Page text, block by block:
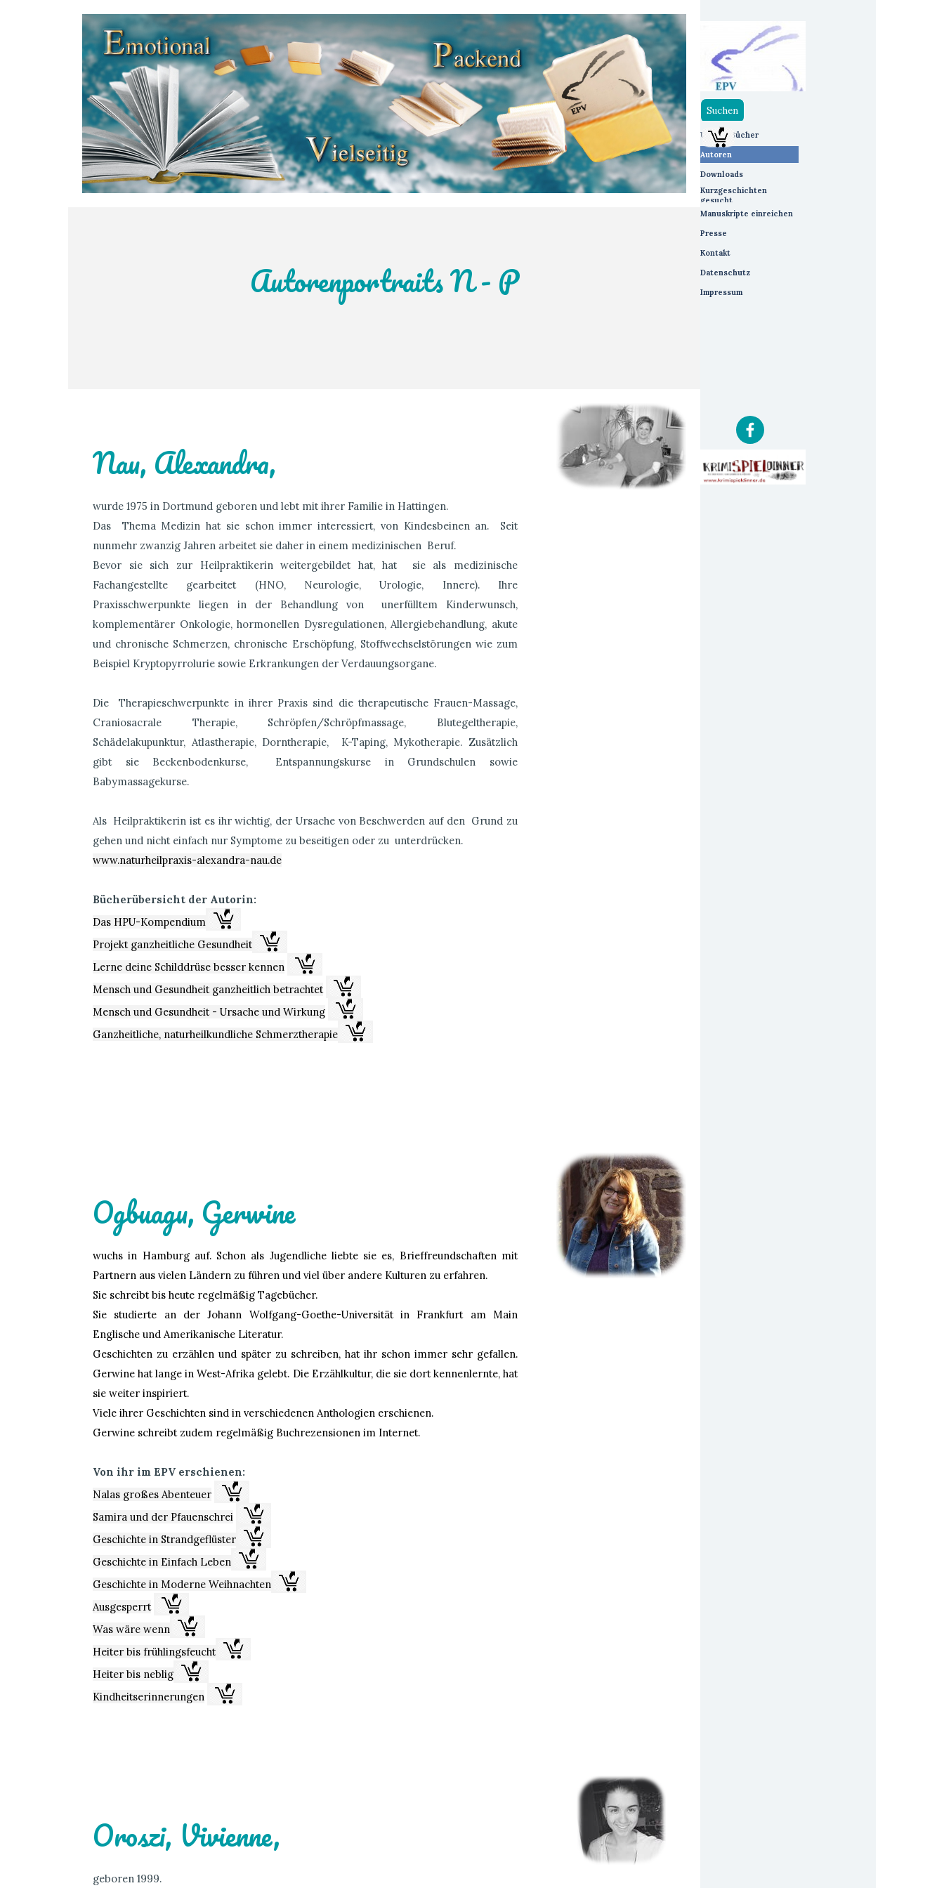
Suchen
Unsere Bücher
Autoren
Downloads
Kurzgeschichten
gesucht
Manuskripte einreichen
Presse
Kontakt
Datenschutz
Impressum
Autorenportraits N - P
Nau, Alexandra,
wurde 1975 in Dortmund geboren und lebt mit ihrer Familie in Hattingen.
Das Thema Medizin hat sie schon immer interessiert, von Kindesbeinen an. Seit
nunmehr zwanzig Jahren arbeitet sie daher in einem medizinischen Beruf.
Bevor sie sich zur Heilpraktikerin weitergebildet hat, hat sie als medizinische
Fachangestellte gearbeitet (HNO, Neurologie, Urologie, Innere). Ihre
Praxisschwerpunkte liegen in der Behandlung von unerfülltem Kinderwunsch,
komplementärer Onkologie, hormonellen Dysregulationen, Allergiebehandlung, akute
und chronische Schmerzen, chronische Erschöpfung, Stoffwechselstörungen wie zum
Beispiel Kryptopyrrolurie sowie Erkrankungen der Verdauungsorgane.
Die Therapieschwerpunkte in ihrer Praxis sind die therapeutische Frauen-Massage,
Craniosacrale Therapie, Schröpfen/Schröpfmassage, Blutegeltherapie,
Schädelakupunktur, Atlastherapie, Dorntherapie, K-Taping, Mykotherapie. Zusätzlich
gibt sie Beckenbodenkurse, Entspannungskurse in Grundschulen sowie
Babymassagekurse.
Als Heilpraktikerin ist es ihr wichtig, der Ursache von Beschwerden auf den Grund zu
gehen und nicht einfach nur Symptome zu beseitigen oder zu unterdrücken.
www.naturheilpraxis-alexandra-nau.de
Bücherübersicht der Autorin:
Das HPU-Kompendium
Projekt ganzheitliche Gesundheit
Lerne deine Schilddrüse besser kennen
Mensch und Gesundheit ganzheitlich betrachtet
Mensch und Gesundheit - Ursache und Wirkung
Ganzheitliche, naturheilkundliche Schmerztherapie
Ogbuagu, Gerwine
wuchs in Hamburg auf. Schon als Jugendliche liebte sie es, Brieffreundschaften mit
Partnern aus vielen Ländern zu führen und viel über andere Kulturen zu erfahren.
Sie schreibt bis heute regelmäßig Tagebücher.
Sie studierte an der Johann Wolfgang-Goethe-Universität in Frankfurt am Main
Englische und Amerikanische Literatur.
Geschichten zu erzählen und später zu schreiben, hat ihr schon immer sehr gefallen.
Gerwine hat lange in West-Afrika gelebt. Die Erzählkultur, die sie dort kennenlernte, hat
sie weiter inspiriert.
Viele ihrer Geschichten sind in verschiedenen Anthologien erschienen.
Gerwine schreibt zudem regelmäßig Buchrezensionen im Internet.
Von ihr im EPV erschienen:
Nalas großes Abenteuer
Samira und der Pfauenschrei
Geschichte in Strandgeflüster
Geschichte in Einfach Leben
Geschichte in Moderne Weihnachten
Ausgesperrt
Was wäre wenn
Heiter bis frühlingsfeucht
Heiter bis neblig
Kindheitserinnerungen
Oroszi, Vivienne,
geboren 1999.